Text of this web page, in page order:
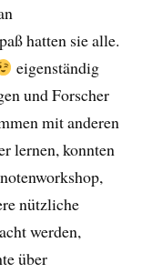
hatten sie alle.
eigenständig
und Forscher
mit anderen
lernen, konnten
nützliche
werden,
über